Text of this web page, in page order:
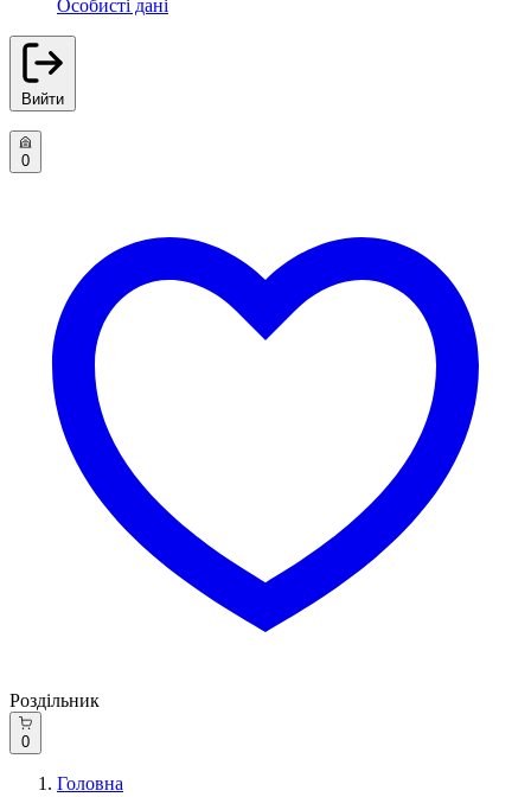
Особисті дані
Вийти
0
Роздільник
0
Головна